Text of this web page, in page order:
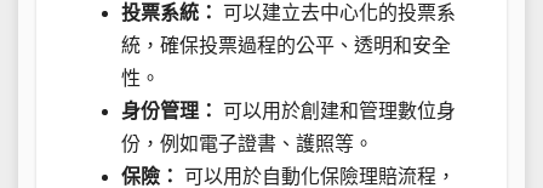
投票系統： 可以建立去中心化的投票系
統，確保投票過程的公平、透明和安全
性。
身份管理： 可以用於創建和管理數位身
份，例如電子證書、護照等。
保險： 可以用於自動化保險理賠流程，